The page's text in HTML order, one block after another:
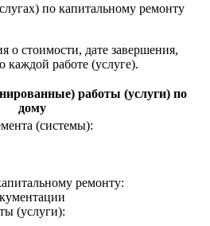
по капитальному ремонту
о стоимости, дате завершения,
каждой работе (услуге).
работы (услуги) по
дому
(системы):
ремонту:
(услуги):